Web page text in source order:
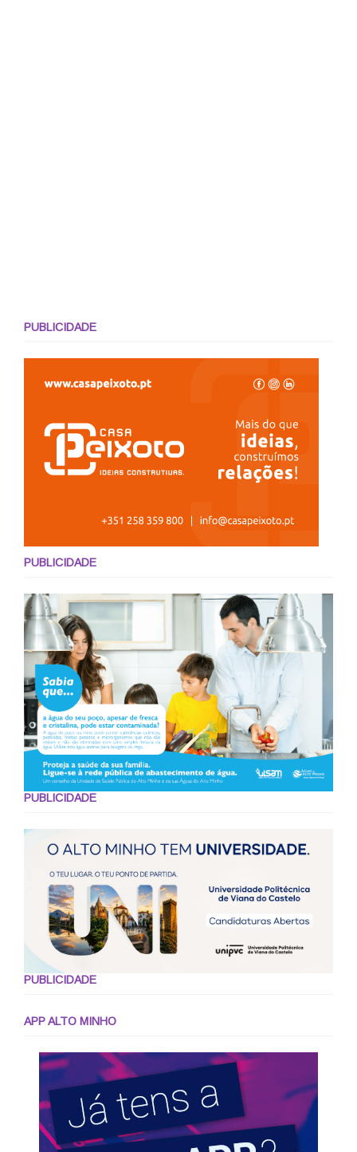
PUBLICIDADE
PUBLICIDADE
PUBLICIDADE
PUBLICIDADE
APP ALTO MINHO